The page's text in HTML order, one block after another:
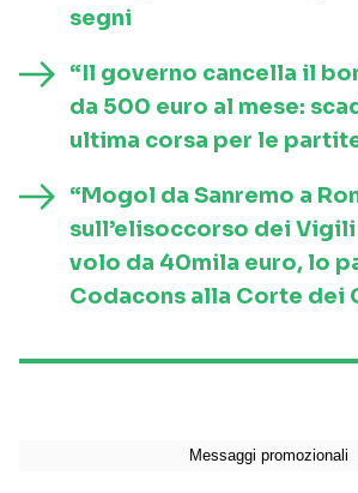
segni
“Il governo cancella il
da 500 euro al mese:
ultima corsa per le
“Mogol da Sanremo a
sull’elisoccorso dei
volo da 40mila euro, lo
Codacons alla Corte dei